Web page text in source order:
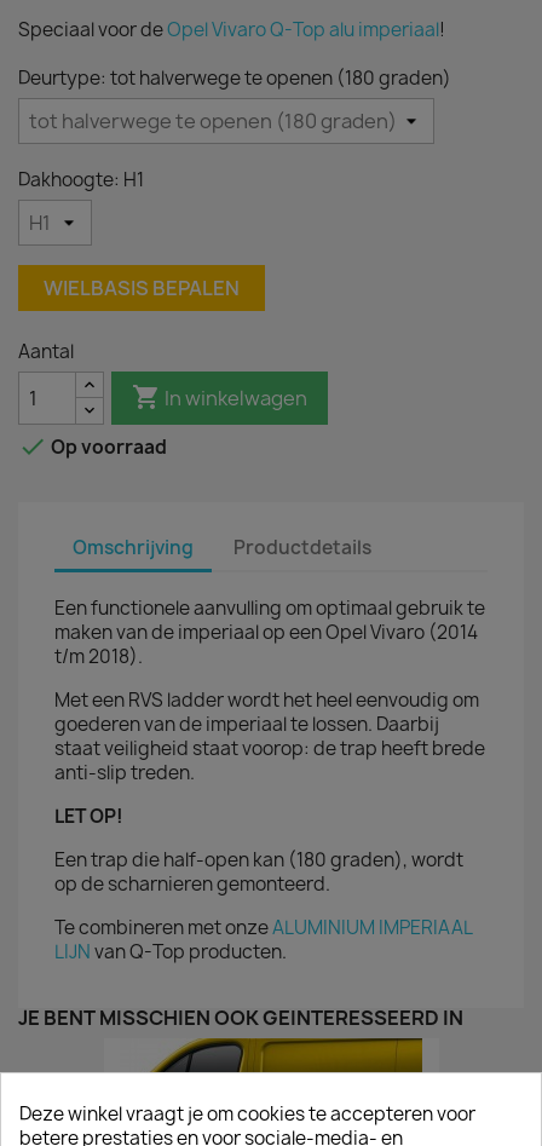
Speciaal voor deOpel Vivaro Q-Top alu imperiaal!
Deurtype: tot halverwege te openen (180 graden)
Dakhoogte: H1
WIELBASIS BEPALEN
Aantal
 In winkelwagen
 Op voorraad
Omschrijving Productdetails
Een functionele aanvulling om optimaal gebruik te
maken van de imperiaal op een Opel Vivaro (2014
t/m 2018).
Met een RVS ladder wordt het heel eenvoudig om
goederen van de imperiaal te lossen. Daarbij
staat veiligheid staat voorop: de trap heeft brede
anti-slip treden.
LET OP!
Een trap die half-open kan (180 graden), wordt
op de scharnieren gemonteerd.
Te combineren met onzeALUMINIUM IMPERIAAL
LIJNvan Q-Top producten.
JE BENT MISSCHIEN OOK GEÏNTERESSEERD IN
Deze winkel vraagt je om cookies te accepteren voor
betere prestaties en voor sociale-media- en